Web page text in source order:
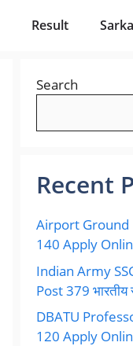
Result
Search
Recent
Airport Ground
140 Apply
Indian Army
Post 379 भारतीय
DBATU
120 Apply